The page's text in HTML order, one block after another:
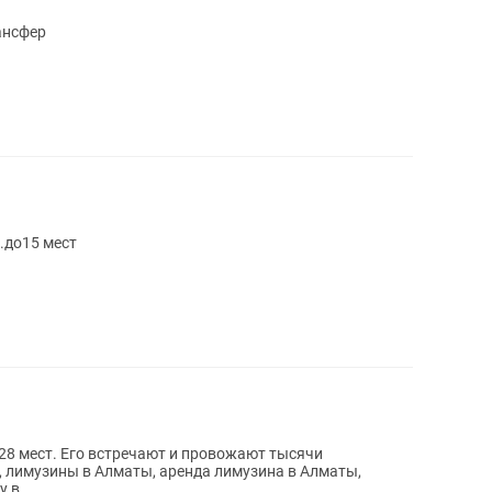
мест
мест. Его встречают и провожают тысячи
в Алматы, аренда лимузина в Алматы,